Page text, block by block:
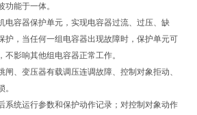
能于一体。
电容器保护单元，实现电容器过流、过压、缺
护，当任何一组电容器出现故障时，保护单元可
影响其他组电容器正常工作。
、变压器有载调压连调故障、控制对象拒动、
系统运行参数和保护动作记录；对控制对象动作